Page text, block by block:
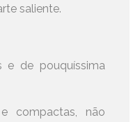
saliente.
e de pouquíssima
compactas, não